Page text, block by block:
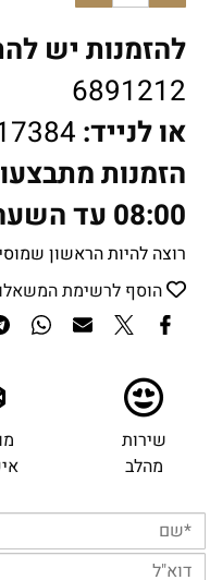
להזמנות יש
6891212
או לנייד:
הזמנות
08:00 עד השעה 15:00.
רוצה להיות הראשון
הוסף לרשימת
שירות
מהלב